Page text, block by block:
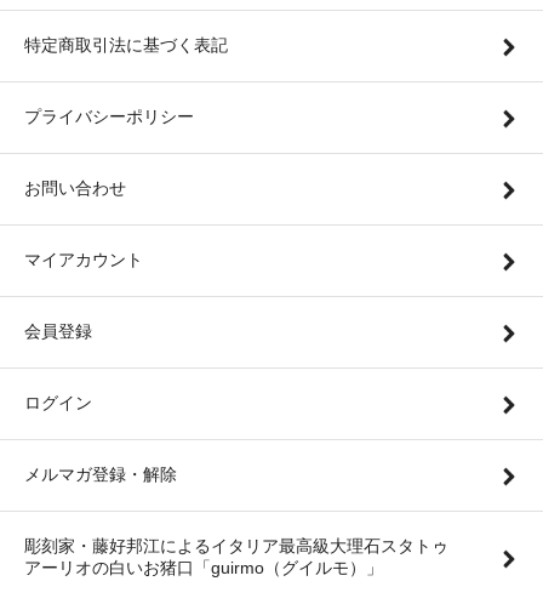
特定商取引法に基づく表記
プライバシーポリシー
お問い合わせ
マイアカウント
会員登録
ログイン
メルマガ登録・解除
彫刻家・藤好邦江によるイタリア最高級大理石スタトゥ
アーリオの白いお猪口「guirmo（グイルモ）」